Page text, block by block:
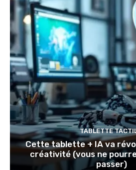
TABLETTE
Cette tablette + IA va
créativité (vous ne
passer)